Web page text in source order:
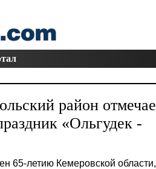
район
«Ольгудек -
65-летию Кемеровской